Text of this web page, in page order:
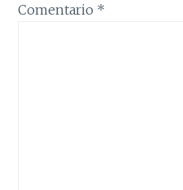
Comentario *